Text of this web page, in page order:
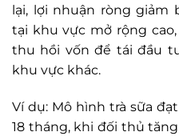
lại, lợi nhuận ròng giảm
tại khu vực mở rộng
thu hồi vốn để tái đầu
khu vực khác.
Ví dụ: Mô hình trà sữa
18 tháng, khi đối thủ